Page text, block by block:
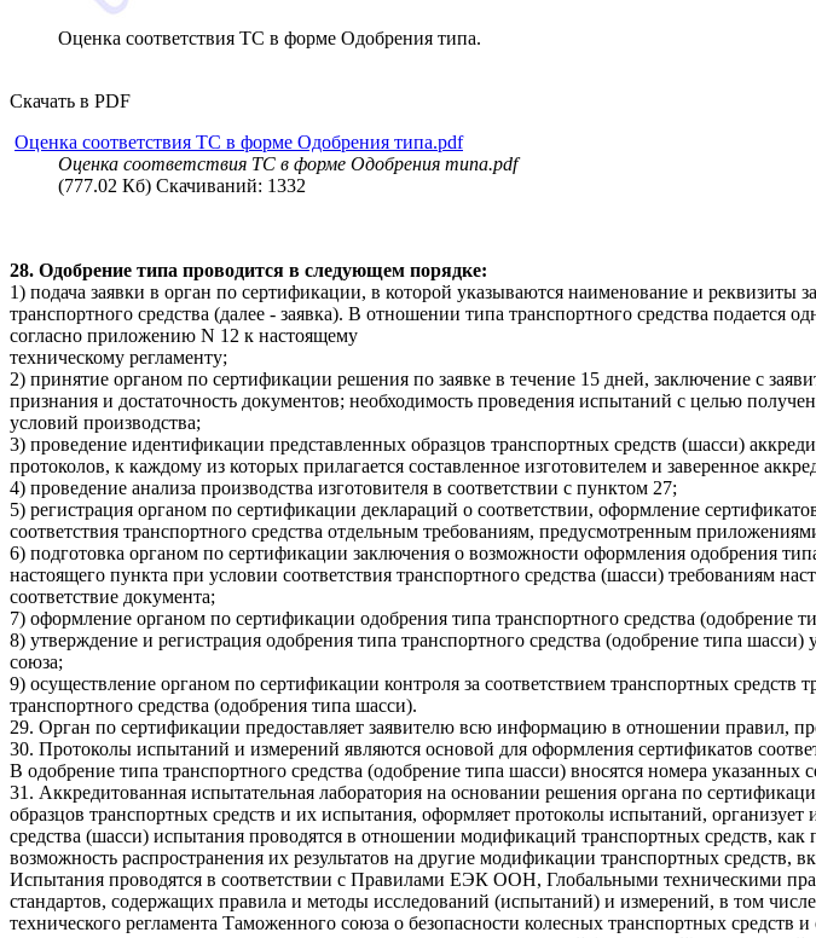
Оценка соответствия ТС в форме Одобрения типа.
Скачать в PDF
Оценка соответствия ТС в форме Одобрения типа.pdf
Оценка соответствия ТС в форме Одобрения типа.pdf
(777.02 Кб) Скачиваний: 1332
28. Одобрение типа проводится в следующем порядке:
1) подача заявки в орган по сертификации, в которой указываются наименование и реквизиты
транспортного средства (далее - заявка). В отношении типа транспортного средства
согласно приложению N 12 к настоящему
техническому регламенту;
2) принятие органом по сертификации решения по заявке в течение 15 дней, заключение с
признания и достаточность документов; необходимость проведения испытаний с целью
условий производства;
3) проведение идентификации представленных образцов транспортных средств (шасси)
протоколов, к каждому из которых прилагается составленное изготовителем и заверенное
4) проведение анализа производства изготовителя в соответствии с пунктом 27;
5) регистрация органом по сертификации деклараций о соответствии, оформление
соответствия транспортного средства отдельным требованиям, предусмотренным
6) подготовка органом по сертификации заключения о возможности оформления одобрения
настоящего пункта при условии соответствия транспортного средства (шасси) требованиям
соответствие документа;
7) оформление органом по сертификации одобрения типа транспортного средства (одобрение
8) утверждение и регистрация одобрения типа транспортного средства (одобрение типа
союза;
9) осуществление органом по сертификации контроля за соответствием транспортных средств
транспортного средства (одобрения типа шасси).
29. Орган по сертификации предоставляет заявителю всю информацию в отношении правил,
30. Протоколы испытаний и измерений являются основой для оформления сертификатов
В одобрение типа транспортного средства (одобрение типа шасси) вносятся номера
31. Аккредитованная испытательная лаборатория на основании решения органа по
образцов транспортных средств и их испытания, оформляет протоколы испытаний,
средства (шасси) испытания проводятся в отношении модификаций транспортных средств,
возможность распространения их результатов на другие модификации транспортных средств,
Испытания проводятся в соответствии с Правилами ЕЭК ООН, Глобальными техническими
стандартов, содержащих правила и методы исследований (испытаний) и измерений, в том
технического регламента Таможенного союза о безопасности колесных транспортных